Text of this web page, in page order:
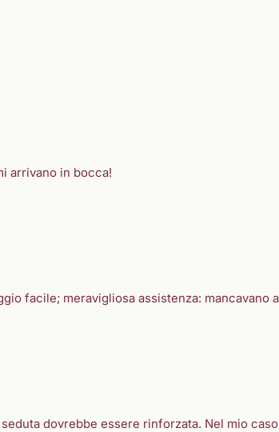
arrivano in bocca!
facile; meravigliosa assistenza:
dovrebbe essere rinforzata. Nel mio